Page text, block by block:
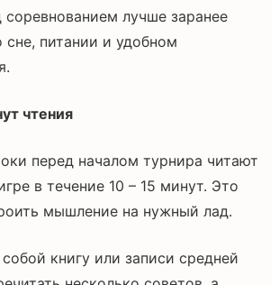
лучше заранее
сне, питании и удобном
чтения
перед началом турнира читают
в течение 10 – 15 минут. Это
мышление на нужный лад.
книгу или записи средней